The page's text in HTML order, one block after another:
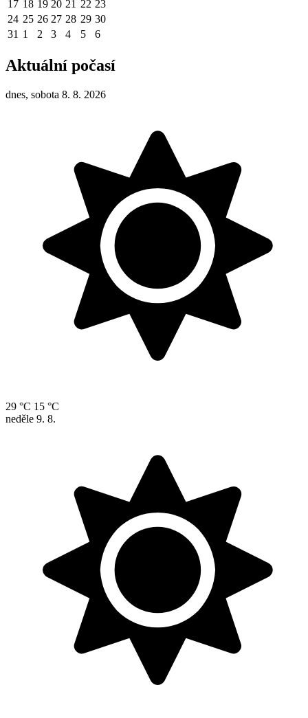
17 18 19 20 21 22 23
24 25 26 27 28 29 30
31 1 2 3 4 5 6
Aktuální počasí
dnes, sobota 8. 8. 2026
29 °C 15 °C
neděle 9. 8.